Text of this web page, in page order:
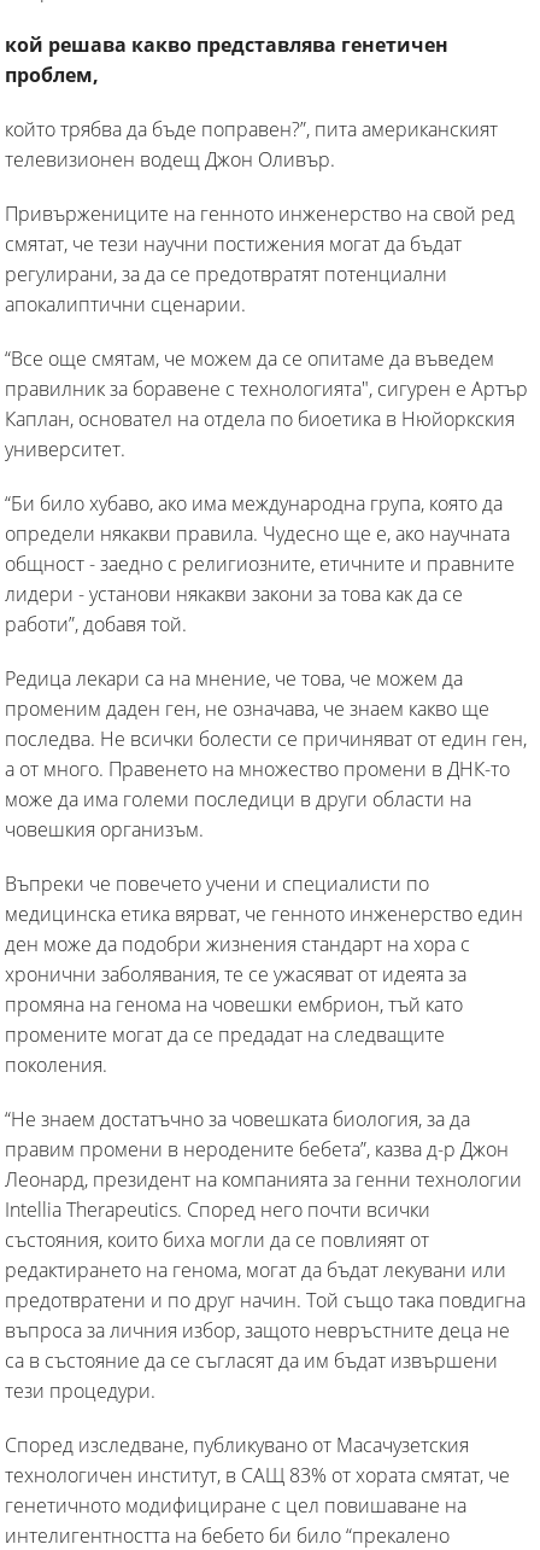
кой решава какво представлява генетичен
проблем,
който трябва да бъде поправен?”, пита американският
телевизионен водещ Джон Оливър.
Привържениците на генното инженерство на свой ред
смятат, че тези научни постижения могат да бъдат
регулирани, за да се предотвратят потенциални
апокалиптични сценарии.
“Все още смятам, че можем да се опитаме да въведем
правилник за боравене с технологията", сигурен е Артър
Каплан, основател на отдела по биоетика в Нюйоркския
университет.
“Би било хубаво, ако има международна група, която да
определи някакви правила. Чудесно ще е, ако научната
общност - заедно с религиозните, етичните и правните
лидери - установи някакви закони за това как да се
работи”, добавя той.
Редица лекари са на мнение, че това, че можем да
променим даден ген, не означава, че знаем какво ще
последва. Не всички болести се причиняват от един ген,
а от много. Правенето на множество промени в ДНК-то
може да има големи последици в други области на
човешкия организъм.
Въпреки че повечето учени и специалисти по
медицинска етика вярват, че генното инженерство един
ден може да подобри жизнения стандарт на хора с
хронични заболявания, те се ужасяват от идеята за
промяна на генома на човешки ембрион, тъй като
промените могат да се предадат на следващите
поколения.
“Не знаем достатъчно за човешката биология, за да
правим промени в неродените бебета”, казва д-р Джон
Леонард, президент на компанията за генни технологии
Intellia Therapeutics. Според него почти всички
състояния, които биха могли да се повлияят от
редактирането на генома, могат да бъдат лекувани или
предотвратени и по друг начин. Той също така повдигна
въпроса за личния избор, защото невръстните деца не
са в състояние да се съгласят да им бъдат извършени
тези процедури.
Според изследване, публикувано от Масачузетския
технологичен институт, в САЩ 83% от хората смятат, че
генетичното модифициране с цел повишаване на
интелигентността на бебето би било “прекалено